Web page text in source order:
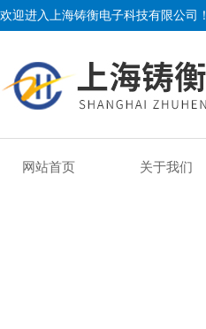
欢迎进入上海铸衡电子科技有限公司！
网站首页 关于我们